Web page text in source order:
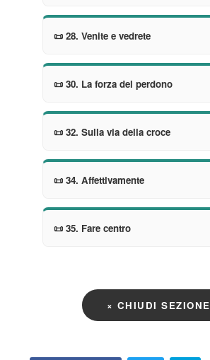
📜 28. Venite e vedrete
📜 30. La forza del perdono
📜 32. Sulla via della croce
📜 34. Affettivamente
📜 35. Fare centro
× CHIUDI SEZIONE